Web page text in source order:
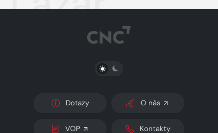
PŘEPNOUT SVĚTLÝ/TMAVÝ REŽIM
Dotazy O nás
VOP Kontakty